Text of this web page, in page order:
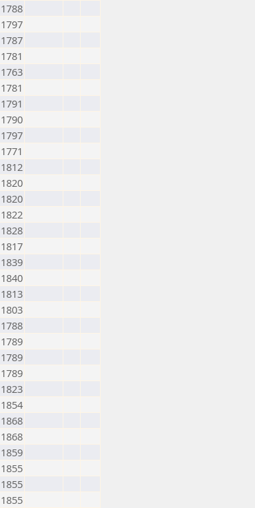
1788
1797
1787
1781
1763
1781
1791
1790
1797
1771
1812
1820
1820
1822
1828
1817
1839
1840
1813
1803
1788
1789
1789
1789
1823
1854
1868
1868
1859
1855
1855
1855